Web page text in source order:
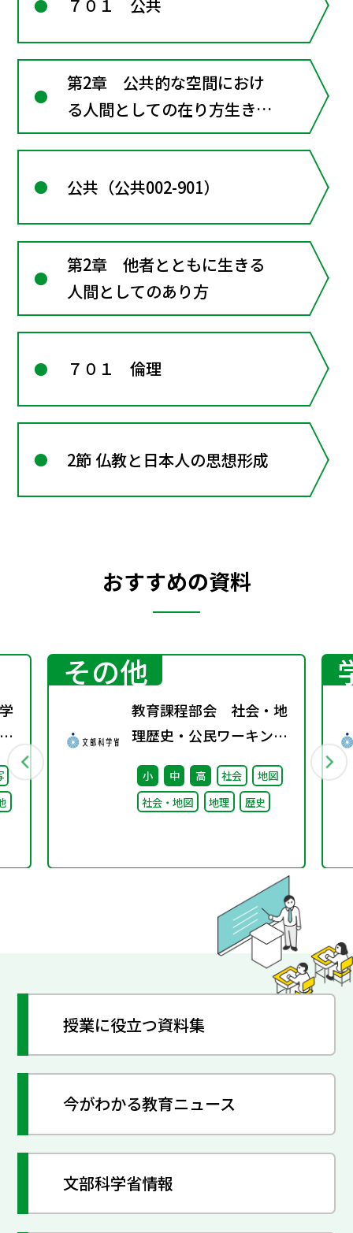
７０１ 公共
第2章 公共的な空間におけ
る人間としての在り方生き方
―共に生きるための倫理
公共（公共002-901）
第2章 他者とともに生きる
人間としてのあり方
７０１ 倫理
2節 仏教と日本人の思想形成
おすすめの資料
その他
教育課程部会 社会・地
理歴史・公民ワーキング
（第10回） 配付資料
小 中 高 社会
地図
社会・地図
地理 歴史
授業に役立つ資料集
今がわかる教育ニュース
文部科学省情報